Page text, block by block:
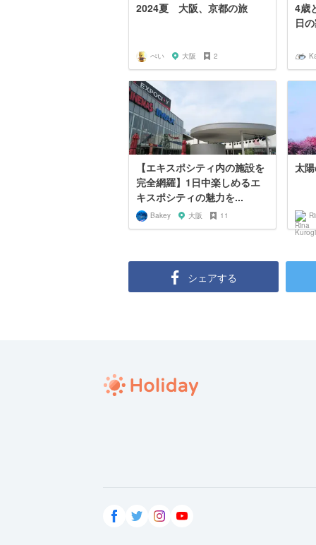
2024夏 大阪、京都の旅
ぺい 大阪 2
4歳
日
【エキスポシティ内の施設を
完全網羅】1日中楽しめるエ
キスポシティの魅力を...
Bakey 大阪 11
太
シェアする